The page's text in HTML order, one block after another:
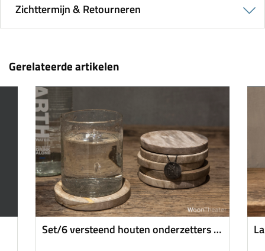
Zichttermijn & Retourneren
Gerelateerde artikelen
Set/6 versteend houten onderzetters |